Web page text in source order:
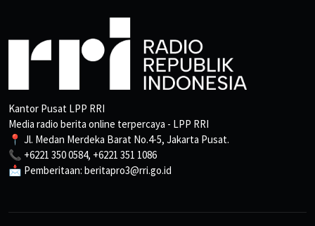
Kantor Pusat LPP RRI
Media radio berita online terpercaya - LPP RRI
📍 Jl. Medan Merdeka Barat No.4-5, Jakarta Pusat.
📞 +6221 350 0584, +6221 351 1086
📩 Pemberitaan: beritapro3@rri.go.id